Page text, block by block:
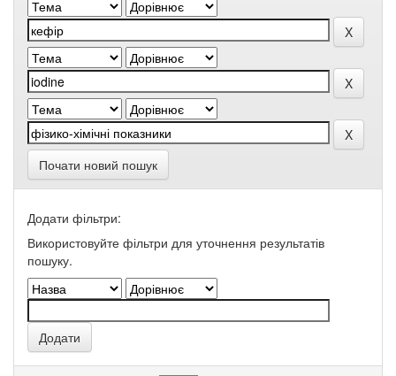
Почати новий пошук
Додати фільтри:
Використовуйте фільтри для уточнення результатів
пошуку.